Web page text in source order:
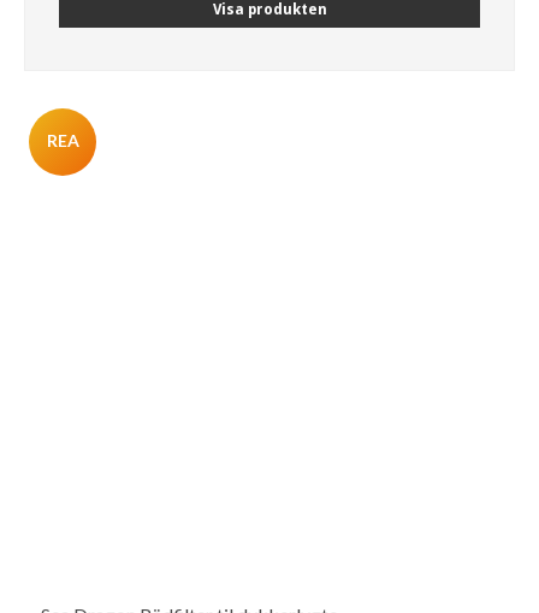
Visa produkten
REA